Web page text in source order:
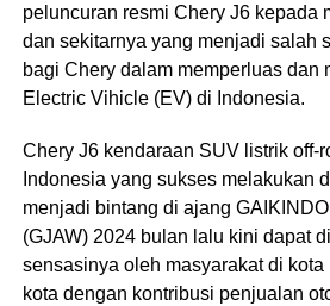
peluncuran resmi Chery J6 kepada
dan sekitarnya yang menjadi salah
bagi Chery dalam memperluas dan
Electric Vihicle (EV) di Indonesia.
Chery J6 kendaraan SUV listrik off-
Indonesia yang sukses melakukan
menjadi bintang di ajang
(GJAW) 2024 bulan lalu kini dapat
sensasinya oleh masyarakat di
kota dengan kontribusi penjualan